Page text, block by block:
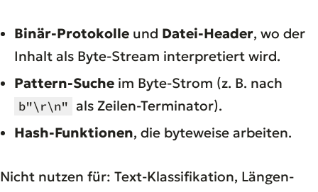
Binär-Protokolle und Datei-Header, wo der
Inhalt als Byte-Stream interpretiert wird.
Pattern-Suche im Byte-Strom (z. B. nach
b"\r\n" als Zeilen-Terminator).
Hash-Funktionen, die byteweise arbeiten.
Nicht nutzen für: Text-Klassifikation, Längen-